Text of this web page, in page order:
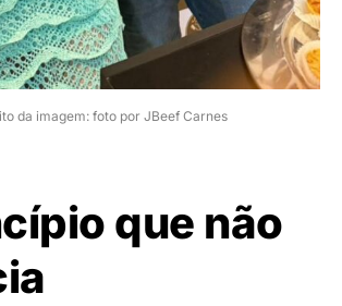
da imagem: foto por JBeef Carnes
que não